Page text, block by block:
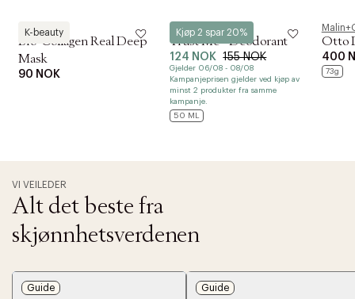
K-beauty
Biodance
Bio-Collagen Real Deep
Mask
90 NOK
Kjøp 2 spar 20%
Löwengrip
Trust Me - Deodorant
124 NOK 155 NOK
Gjelder 06/08 - 08/08
Kampanjeprisen gjelder ved kjøp av
minst 2 produkter fra samme
kampanje.
50 ML
Otto
400
73g
VI VEILEDER
Alt det beste fra
skjønnhetsverdenen
Guide Guide